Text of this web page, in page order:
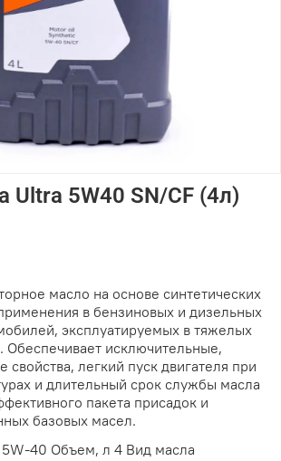
Ultra 5W40 SN/CF (4л)
масло на основе синтетических
в бензиновых и дизельных
эксплуатируемых в тяжелых
исключительные,
свойства, легкий пуск двигателя при
и длительный срок службы масла
пакета присадок и
базовых масел.
5W-40 Объем, л 4 Вид масла